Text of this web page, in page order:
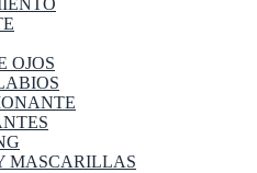
OJOS
MASCARILLAS